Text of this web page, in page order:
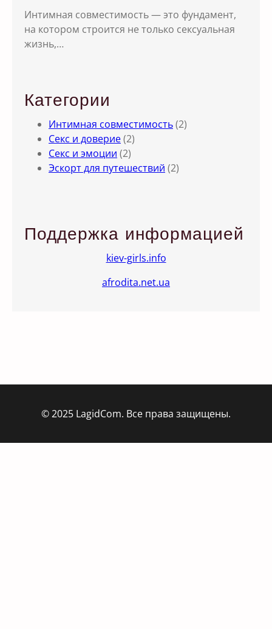
Интимная совместимость — это фундамент,
на котором строится не только сексуальная
жизнь,…
Категории
Интимная совместимость(2)
Секс и доверие(2)
Секс и эмоции (2)
Эскорт для путешествий (2)
Поддержка информацией
kiev-girls.info
afrodita.net.ua
© 2025 LagidCom. Все права защищены.